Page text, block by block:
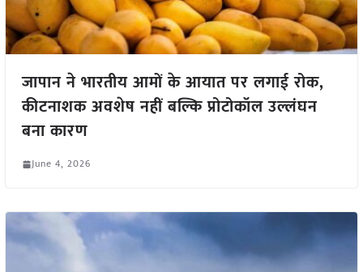
जापान ने भारतीय आमों के आयात पर लगाई रोक,
कीटनाशक अवशेष नहीं बल्कि प्रोटोकॉल उल्लंघन
बना कारण
June 4, 2026